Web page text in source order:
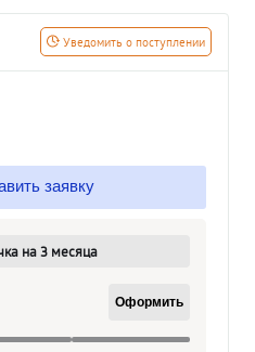
Уведомить о поступлении
заявку
на 3 месяца
Оформить